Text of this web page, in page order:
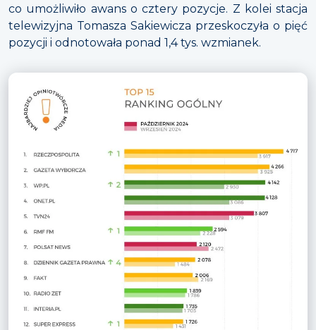
co umożliwiło awans o cztery pozycje. Z kolei stacja
telewizyjna Tomasza Sakiewicza przeskoczyła o pięć
pozycji i odnotowała ponad 1,4 tys. wzmianek.